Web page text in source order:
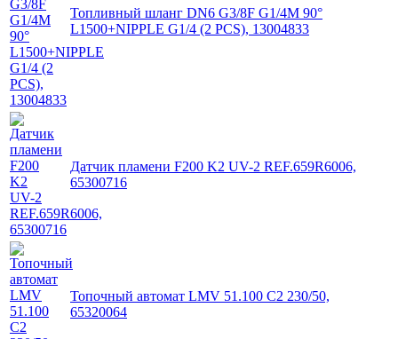
Топливный шланг DN6 G3/8F G1/4M 90°
L1500+NIPPLE G1/4 (2 PCS), 13004833
Датчик пламени F200 K2 UV-2 REF.659R6006,
65300716
Топочный автомат LMV 51.100 C2 230/50,
65320064